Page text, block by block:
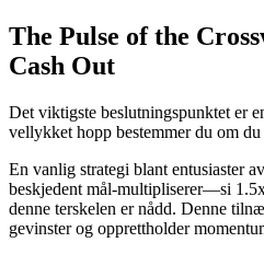
The Pulse of the
Cash Out
Det viktigste beslutningspunktet er
vellykket hopp bestemmer du om
En vanlig strategi blant entusiaster
beskjedent mål-multipliserer—si
denne terskelen er nådd. Denne
gevinster og opprettholder